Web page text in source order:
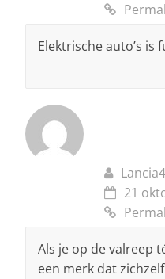
Elektrische auto’s is
21
Als je op de valreep
een merk dat